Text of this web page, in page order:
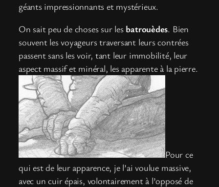
géants impressionnants et mystérieux.
On sait peu de choses sur les batrouèdes. Bien
souvent les voyageurs traversant leurs contrées
passent sans les voir, tant leur immobilité, leur
aspect massif et minéral, les apparente à la pierre.
Pour ce
qui est de leur apparence, je l’ai voulue massive,
avec un cuir épais, volontairement à l’opposé de